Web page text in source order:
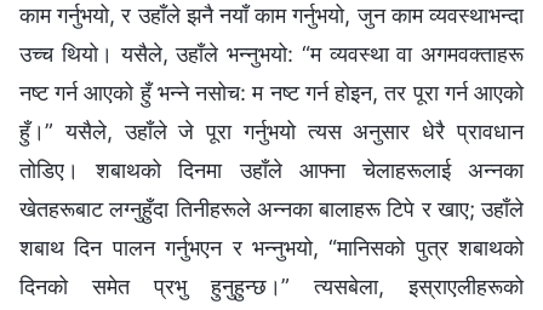
काम गर्नुभयो, र उहाँले झनै नयाँ काम गर्नुभयो, जुन काम व्यवस्थाभन्दा
उच्च थियो। यसैले, उहाँले भन्नुभयो: “म व्यवस्था वा अगमवक्ताहरू
नष्ट गर्न आएको हुँ भन्‍ने नसोच: म नष्ट गर्न होइन, तर पूरा गर्न आएको
हुँ।” यसैले, उहाँले जे पूरा गर्नुभयो त्यस अनुसार धेरै प्रावधान
तोडिए। शबाथको दिनमा उहाँले आफ्ना चेलाहरूलाई अन्नका
खेतहरूबाट लग्नुहुँदा तिनीहरूले अन्नका बालाहरू टिपे र खाए; उहाँले
शबाथ दिन पालन गर्नुभएन र भन्नुभयो, “मानिसको पुत्र शबाथको
दिनको समेत प्रभु हुनुहुन्छ।” त्यसबेला, इस्राएलीहरूको